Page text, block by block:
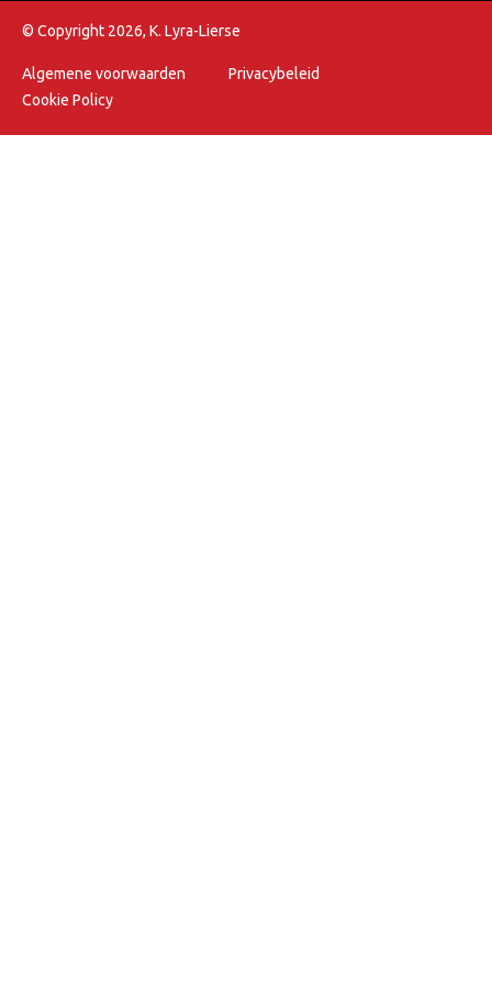
© Copyright 2026, K. Lyra-Lierse
Algemene voorwaarden
Privacybeleid
Cookie Policy